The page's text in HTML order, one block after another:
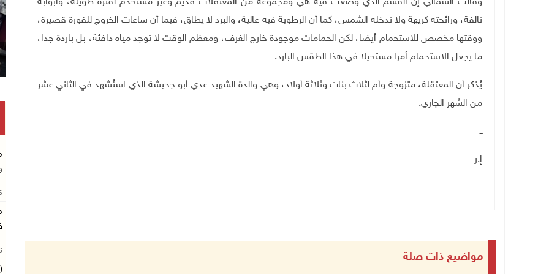
تالفة، ورائحته كريهة ولا تدخله الشمس، كما أن الرطوبة فيه عالية، والبرد لا يطاق، فيما أن ساعات الخروج للفورة قصيرة،
ووقتها مخصص للاستحمام أيضا، لكن الحمامات موجودة خارج الغرف، ومعظم الوقت لا توجد مياه دافئة، بل باردة جدا،
ما يجعل الاستحمام أمرا مستحيلا في هذا الطقس البارد.
يُذكر أن المعتقلة، متزوجة وأم لثلاث بنات وثلاثة أولاد، وهي والدة الشهيد عدي أبو جحيشة الذي استُشهد في الثاني عشر
من الشهر الجاري.
ــ
إ.ر
مواضيع ذات صلة